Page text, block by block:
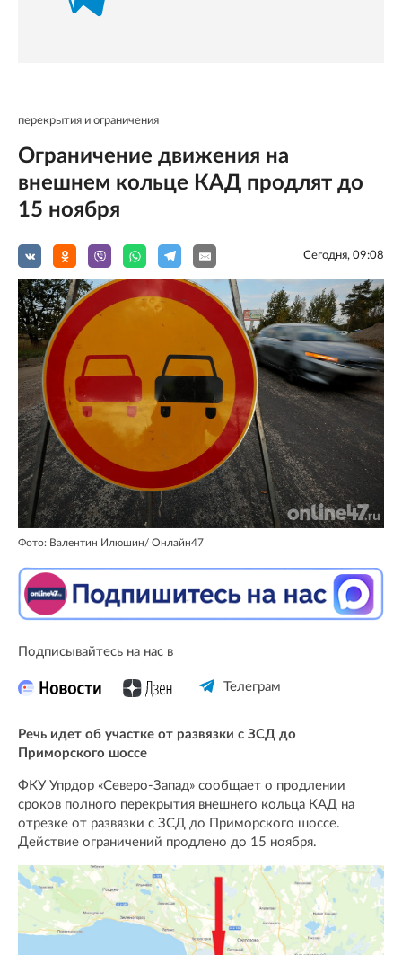
перекрытия и ограничения
Ограничение движения на
внешнем кольце КАД продлят до
15 ноября
Сегодня, 09:08
Фото: Валентин Илюшин/ Oнлайн47
Подписывайтесь на нас в
Телеграм
Речь идет об участке от развязки с ЗСД до
Приморского шоссе
ФКУ Упрдор «Северо-Запад» сообщает о продлении
сроков полного перекрытия внешнего кольца КАД на
отрезке от развязки с ЗСД до Приморского шоссе.
Действие ограничений продлено до 15 ноября.